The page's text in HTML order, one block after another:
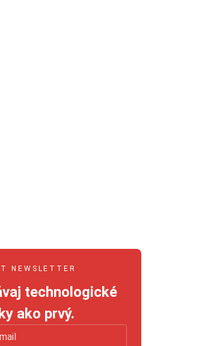
NEWSLETTER
technologické
ako prvý.